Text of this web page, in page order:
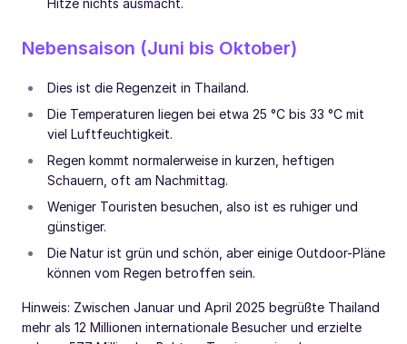
Hitze nichts ausmacht.
Nebensaison (Juni bis Oktober)
Dies ist die Regenzeit in Thailand.
Die Temperaturen liegen bei etwa 25 °C bis 33 °C mit
viel Luftfeuchtigkeit.
Regen kommt normalerweise in kurzen, heftigen
Schauern, oft am Nachmittag.
Weniger Touristen besuchen, also ist es ruhiger und
günstiger.
Die Natur ist grün und schön, aber einige Outdoor-Pläne
können vom Regen betroffen sein.
Hinweis: Zwischen Januar und April 2025 begrüßte Thailand
mehr als 12 Millionen internationale Besucher und erzielte